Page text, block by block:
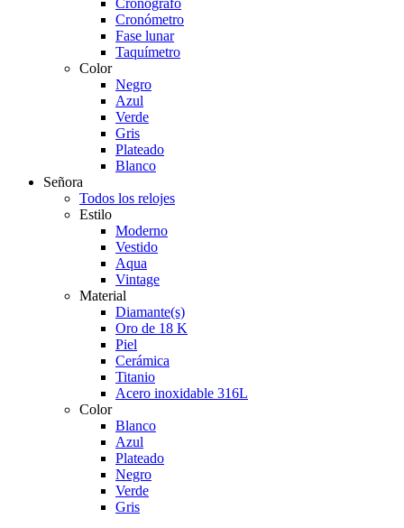
Cronómetro
Fase lunar
Taquímetro
Color
Negro
Azul
Verde
Gris
Plateado
Blanco
Señora
Todos los relojes
Estilo
Moderno
Vestido
Aqua
Vintage
Material
Diamante(s)
Oro de 18 K
Piel
Cerámica
Titanio
Acero inoxidable 316L
Color
Blanco
Azul
Plateado
Negro
Verde
Gris